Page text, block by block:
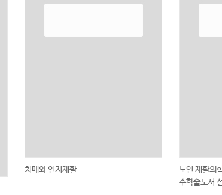
치매와 인지재활
노인 재활의
수학술도서